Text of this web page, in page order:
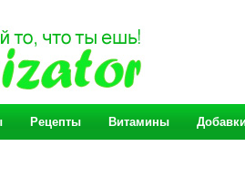
Рецепты Витамины